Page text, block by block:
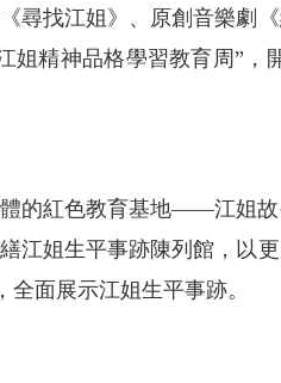
尋找江姐》、原創音樂劇
姐精神品格學習教育周”
的紅色教育基地——江姐
江姐生平事跡陳列館，以
面展示江姐生平事跡。